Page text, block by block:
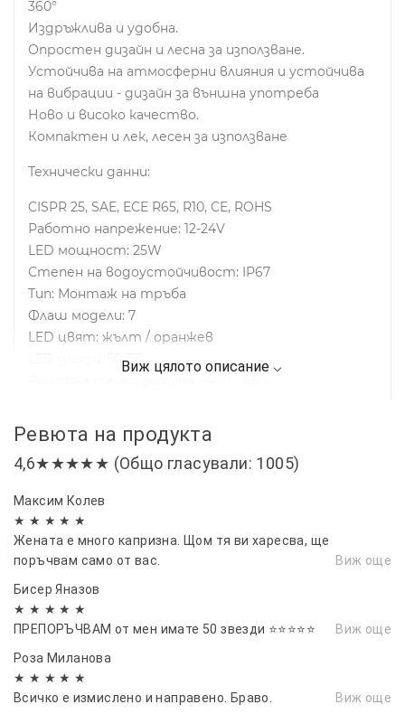
360°
Издръжлива и удобна.
Опростен дизайн и лесна за използване.
Устойчива на атмосферни влияния и устойчива
на вибрации - дизайн за външна употреба
Ново и високо качество.
Компактен и лек, лесен за използване
Технически данни:
CISPR 25, SAE, ECE R65, R10, CE, ROHS
Работно напрежение: 12-24V
LED мощност: 25W
Степен на водоустойчивост: IP67
Тип: Монтаж на тръба
Флаш модели: 7
LED цвят: жълт / оранжев
LED диоди: 50 БР
3 режима на светкавица + 4 режима на въртене
Размери:
Диаметър: 149 мм
Височина: 155,2 мм
Ревюта на продукта
4,6★★★★★ (Общо гласували: 1005)
Максим Колев
★ ★ ★ ★ ★
Жената е много капризна. Щом тя ви харесва, ще
поръчвам само от вас.
Виж още
Бисер Яназов
★ ★ ★ ★ ★
ПРЕПОРЪЧВАМ от мен имате 50 звезди ⭐⭐⭐⭐⭐
Виж още
Роза Миланова
★ ★ ★ ★ ★
Всичко е измислено и направено. Браво.
Виж още